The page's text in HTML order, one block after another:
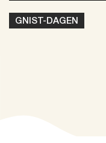
GNIST-DAGEN